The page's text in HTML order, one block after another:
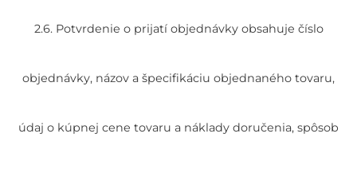
2.6. Potvrdenie o prijatí objednávky obsahuje číslo
objednávky, názov a špecifikáciu objednaného tovaru,
údaj o kúpnej cene tovaru a náklady doručenia, spôsob